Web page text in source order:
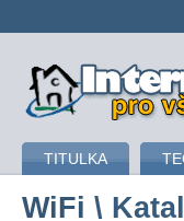
připojení k
TITULKA
WiFi \